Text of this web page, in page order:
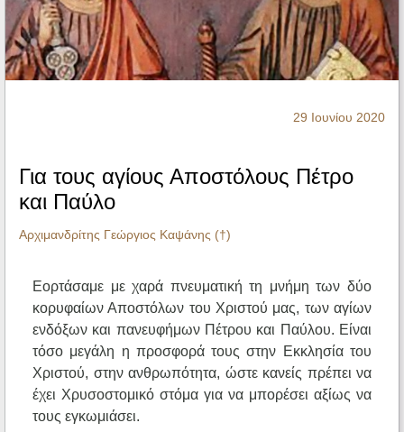
Ηχητικά
29 Ιουνίου 2020
Για τους αγίους Αποστόλους Πέτρο
και Παύλο
Αρχιμανδρίτης Γεώργιος Καψάνης (†)
Εορτάσαμε με χαρά πνευματική τη μνήμη των δύο
κορυφαίων Αποστόλων του Χριστού μας, των αγίων
ενδόξων και πανευφήμων Πέτρου και Παύλου. Είναι
τόσο μεγάλη η προσφορά τους στην Εκκλησία του
Χριστού, στην ανθρωπότητα, ώστε κανείς πρέπει να
έχει Χρυσοστομικό στόμα για να μπορέσει αξίως να
τους εγκωμιάσει.